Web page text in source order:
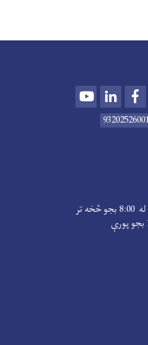
Youtube
کاري ساعتونه: د شنبې څخه تر چهار شنبې پورې؛ د سهار له 8:00 بجو څخه تر